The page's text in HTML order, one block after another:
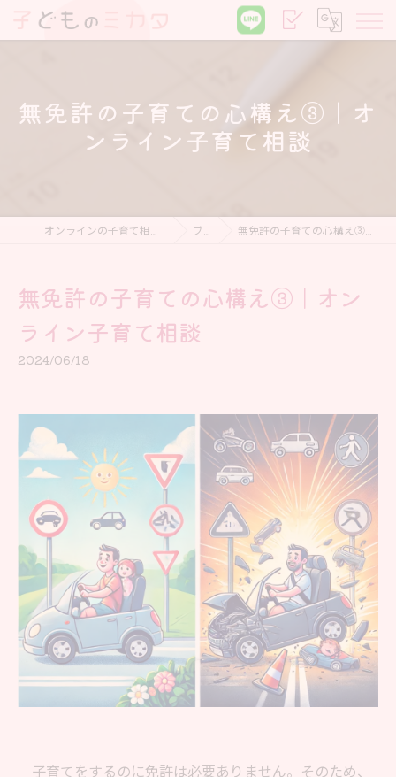
無免許の子育ての心構え③｜オ
ンライン子育て相談
オンラインの子育て相談なら子どものミカタ ブログ 無免許の子育ての心構え③｜オンライン子育て相談
無免許の子育ての心構え③｜オン
ライン子育て相談
2024/06/18
子育てをするのに免許は必要ありません。そのため、